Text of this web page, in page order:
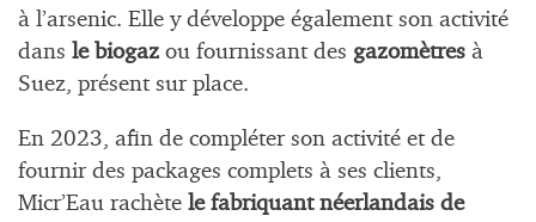
à l’arsenic. Elle y développe également son activité
dans le biogaz ou fournissant des gazomètres à
Suez, présent sur place.
En 2023, afin de compléter son activité et de
fournir des packages complets à ses clients,
Micr’Eau rachète le fabriquant néerlandais de